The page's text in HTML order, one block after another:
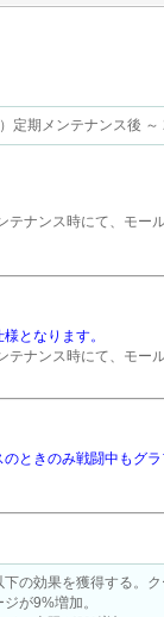
定期メンテナンス後
ナンス時にて、モー
となります。
ナンス時にて、モー
ときのみ戦闘中もグラ
の効果を獲得する。ク
が9%増加。